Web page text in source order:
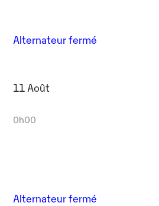
Alternateur fermé
11 Août
0h00
Alternateur fermé